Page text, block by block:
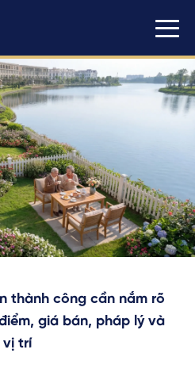
thành công cần nắm rõ
giá bán, pháp lý và
vị trí